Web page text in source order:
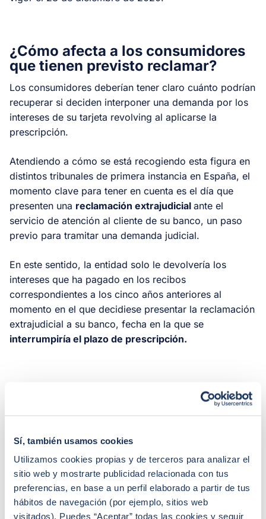
Sí, también usamos cookies
Utilizamos cookies propias y de terceros para analizar el
sitio web y mostrarte publicidad relacionada con tus
preferencias, en base a un perfil elaborado a partir de tus
hábitos de navegación (por ejemplo, sitios web
visitados). Puedes “Aceptar” todas las cookies y seguir
¿Cómo afecta a los consumidores
que tienen previsto reclamar?
Los consumidores deberían tener claro cuánto podrían
recuperar si deciden interponer una demanda por los
intereses de su tarjeta revolving al aplicarse la
prescripción.
Atendiendo a cómo se está recogiendo esta figura en
distintos tribunales de primera instancia en España, el
momento clave para tener en cuenta es el día que
presenten una reclamación extrajudicial ante el
servicio de atención al cliente de su banco, un paso
previo para tramitar una demanda judicial.
En este sentido, la entidad solo le devolvería los
intereses que ha pagado en los recibos
correspondientes a los cinco años anteriores al
momento en el que decidiese presentar la reclamación
extrajudicial a su banco, fecha en la que se
interrumpiría el plazo de prescripción.
Negociar con el banco, la opción
cobrado en concepto de intereses abusivos:
acudiendo a un abogado o llamando a su banco para
intentar llegar a un acuerdo. ¿Qué opción es mejor?
Con las dos el cliente recuperará su dinero, aunque
cambian tanto el método como el tiempoen el que lo